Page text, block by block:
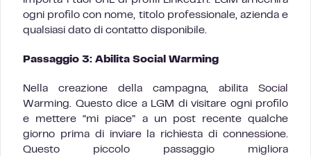
ogni profilo con nome, titolo professionale, azienda e
qualsiasi dato di contatto disponibile.
Passaggio 3: Abilita Social Warming
Nella creazione della campagna, abilita Social
Warming. Questo dice a LGM di visitare ogni profilo
e mettere “mi piace” a un post recente qualche
giorno prima di inviare la richiesta di connessione.
Questo piccolo passaggio migliora